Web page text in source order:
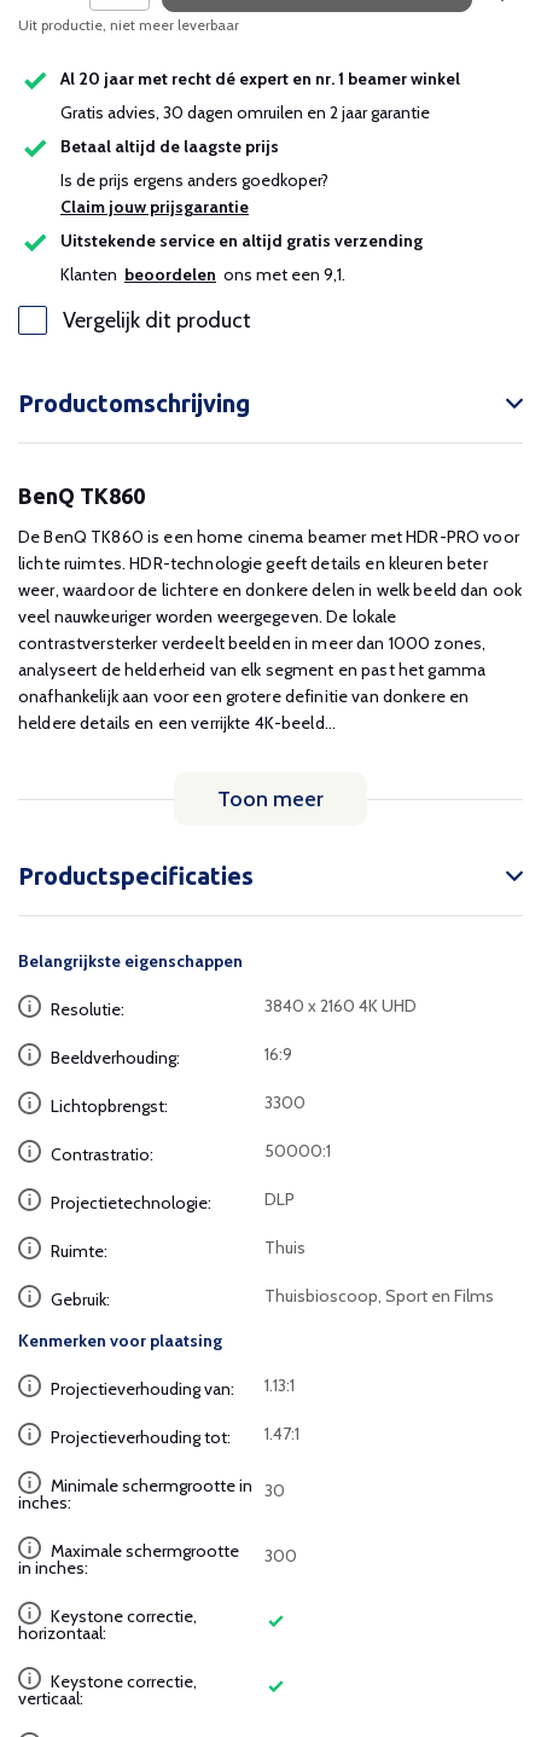
Uit productie, niet meer leverbaar
Al 20 jaar met recht dé expert en nr. 1 beamer winkel
Gratis advies, 30 dagen omruilen en 2 jaar garantie
Betaal altijd de laagste prijs
Is de prijs ergens anders goedkoper?
Claim jouw prijsgarantie
Uitstekende service en altijd gratis verzending
Klanten beoordelen ons met een 9,1.
Vergelijk dit product
Productomschrijving
BenQ TK860
De BenQ TK860 is een home cinema beamer met HDR-PRO voor
lichte ruimtes. HDR-technologie geeft details en kleuren beter
weer, waardoor de lichtere en donkere delen in welk beeld dan ook
veel nauwkeuriger worden weergegeven. De lokale
contrastversterker verdeelt beelden in meer dan 1000 zones,
analyseert de helderheid van elk segment en past het gamma
onafhankelijk aan voor een grotere definitie van donkere en
heldere details en een verrijkte 4K-beeld...
Toon meer
Productspecificaties
Belangrijkste eigenschappen
Resolutie: 3840 x 2160 4K UHD
Beeldverhouding: 16:9
Lichtopbrengst: 3300
Contrastratio: 50000:1
Projectietechnologie: DLP
Ruimte: Thuis
Gebruik: Thuisbioscoop, Sport en Films
Kenmerken voor plaatsing
Projectieverhouding van: 1.13:1
Projectieverhouding tot: 1.47:1
Minimale schermgrootte in
inches:
30
Maximale schermgrootte
in inches:
300
Keystone correctie,
horizontaal:
Keystone correctie,
verticaal: